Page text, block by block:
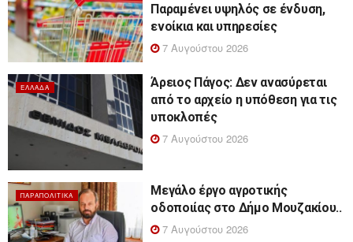
Παραμένει υψηλός σε ένδυση,
ενοίκια και υπηρεσίες
7 Αυγούστου 2026
ΕΛΛΆΔΑ
Άρειος Πάγος: Δεν ανασύρεται
από το αρχείο η υπόθεση για τις
υποκλοπές
7 Αυγούστου 2026
ΠΑΡΑΠΟΛΙΤΙΚΆ
Μεγάλο έργο αγροτικής
οδοποιίας στο Δήμο Μουζακίου..
7 Αυγούστου 2026